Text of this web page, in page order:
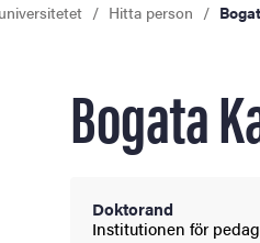
Hitta person
Bogata
Doktorand
Institutionen för